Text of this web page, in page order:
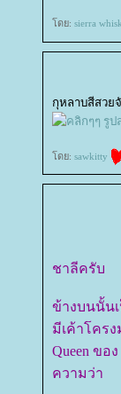
ดย: sierra
กุหลาบสีสวย
ดย: sawkitty
ชาลีครับ
ข้างบนนั้น
มีเค้าโคร
Queen ของ
ความว่า